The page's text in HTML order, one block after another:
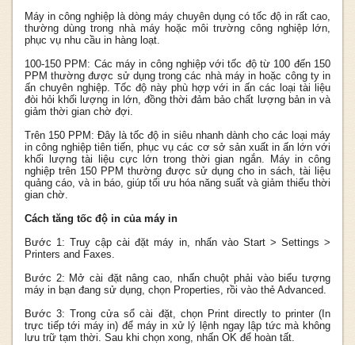
Máy in công nghiệp là dòng máy chuyên dụng có tốc độ in rất cao,
thường dùng trong nhà máy hoặc môi trường công nghiệp lớn,
phục vụ nhu cầu in hàng loạt.
100-150 PPM: Các máy in công nghiệp với tốc độ từ 100 đến 150
PPM thường được sử dụng trong các nhà máy in hoặc công ty in
ấn chuyên nghiệp. Tốc độ này phù hợp với in ấn các loại tài liệu
đòi hỏi khối lượng in lớn, đồng thời đảm bảo chất lượng bản in và
giảm thời gian chờ đợi.
Trên 150 PPM: Đây là tốc độ in siêu nhanh dành cho các loại máy
in công nghiệp tiên tiến, phục vụ các cơ sở sản xuất in ấn lớn với
khối lượng tài liệu cực lớn trong thời gian ngắn. Máy in công
nghiệp trên 150 PPM thường được sử dụng cho in sách, tài liệu
quảng cáo, và in báo, giúp tối ưu hóa năng suất và giảm thiểu thời
gian chờ.
Cách tăng tốc độ in của máy in
Bước 1: Truy cập cài đặt máy in, nhấn vào Start > Settings >
Printers and Faxes.
Bước 2: Mở cài đặt nâng cao, nhấn chuột phải vào biểu tượng
máy in bạn đang sử dụng, chọn Properties, rồi vào thẻ Advanced.
Bước 3: Trong cửa sổ cài đặt, chọn Print directly to printer (In
trực tiếp tới máy in) để máy in xử lý lệnh ngay lập tức mà không
lưu trữ tạm thời. Sau khi chọn xong, nhấn OK để hoàn tất.